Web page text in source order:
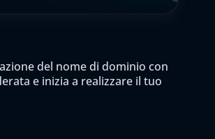
del nome di dominio con
e inizia a realizzare il tuo